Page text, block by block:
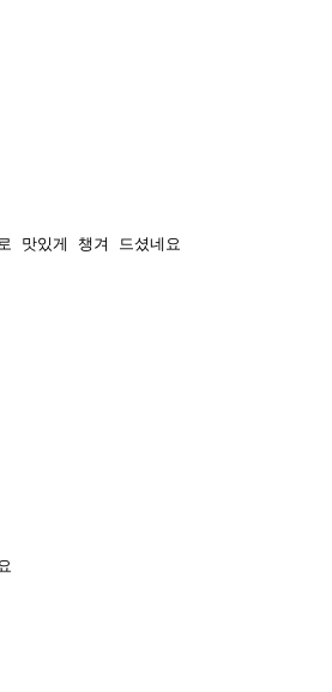
맛있게 챙겨 드셨네요